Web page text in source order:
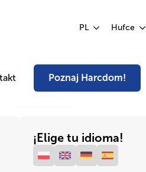
PL Hufce
Poznaj Harcdom!
¡Elige tu idioma!